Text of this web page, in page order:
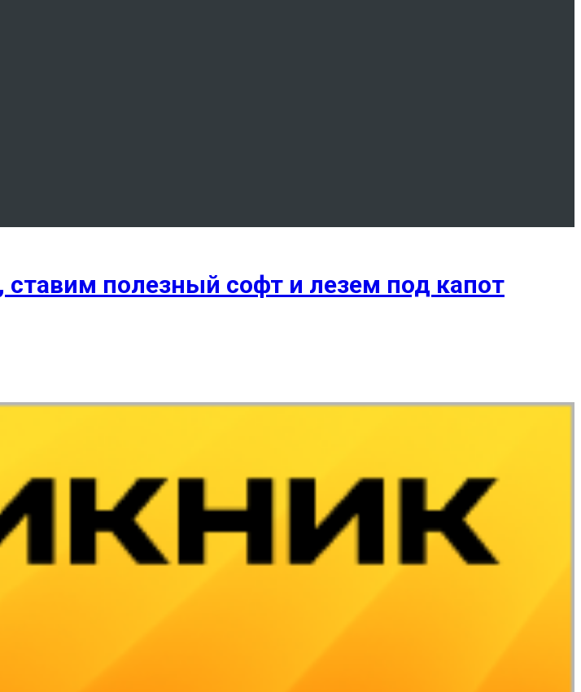
полезный софт и лезем под капот